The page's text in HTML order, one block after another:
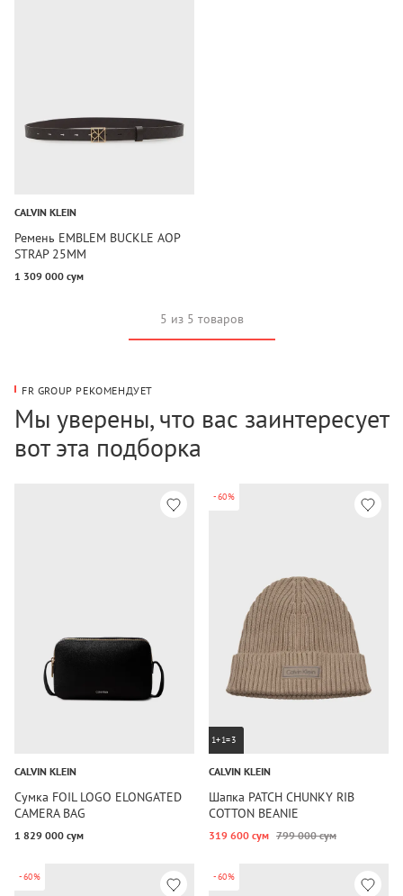
CALVIN KLEIN
Ремень EMBLEM BUCKLE AOP
STRAP 25MM
1 309 000 сум
5 из 5 товаров
FR GROUP РЕКОМЕНДУЕТ
Мы уверены, что вас заинтересует
вот эта подборка
CALVIN KLEIN
Сумка FOIL LOGO ELONGATED
CAMERA BAG
1 829 000 сум
-60%
1+1=3
CALVIN KLEIN
Шапка PATCH CHUNKY RIB
COTTON BEANIE
319 600 сум 799 000 сум
-60% -60%